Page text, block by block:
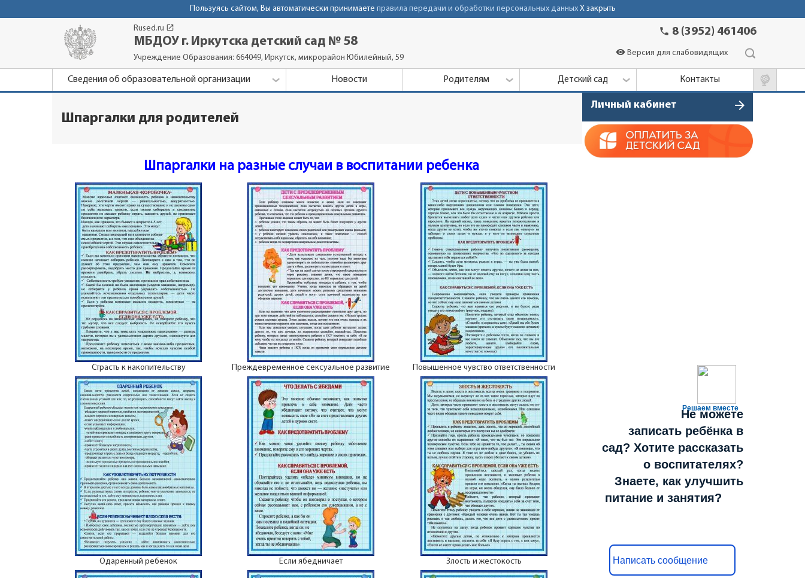
Пользуясь сайтом, Вы автоматически принимаете правила передачи и обработки персональных данных X закрыть
Rused.ru launch
МБДОУ г. Иркутска детский сад № 58
Учреждение Образования: 664049, Иркутск, микрорайон Юбилейный, 59
phone 8 (3952) 461406
visibility Версия для слабовидящих
Сведения об образовательной организации Новости Родителям Детский сад Контакты
Шпаргалки для родителей
Шпаргалки на разные случаи в воспитании ребенка
Страсть к накопительству Преждевременное сексуальное развитие Повышенное чувство ответственности
Одаренный ребенок Если ябедничает Злость и жестокость
Личный кабинет arrow_forward
Решаем вместе
Не можете
записать ребёнка в
сад? Хотите рассказать
о воспитателях?
Знаете, как улучшить
питание и занятия?
Написать сообщение